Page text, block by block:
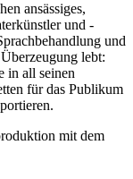
ansässiges,
und -
und
lebt:
in all seinen
für das Publikum
mit dem